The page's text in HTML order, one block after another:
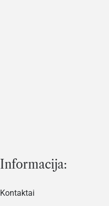
Informacija:
Kontaktai